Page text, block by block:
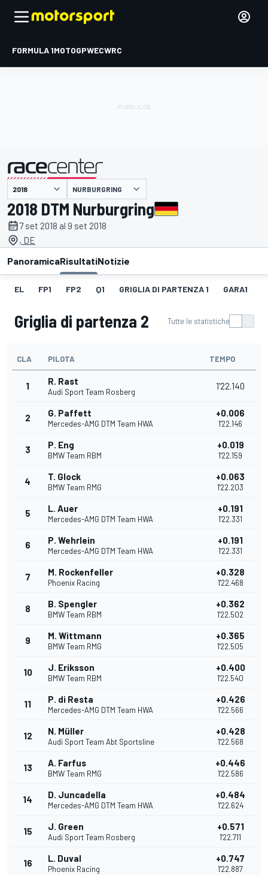
FORMULA 1MOTOGPWECWRC
presentato da NURBURGRING
2018 DTM Nurburgring
7 set 2018 al 9 set 2018
, DE
PanoramicaRisultatiNotizie
EL FP1 FP2 Q1 GRIGLIA DI PARTENZA 1 GARA1
Griglia di partenza 2 Tutte le statistiche
CLA PILOTA TEMPO
1 R. Rast
Audi Sport Team Rosberg
1'22.140
2 G. Paffett
Mercedes-AMG DTM Team HWA
+0.006
1'22.146
3 P. Eng
BMW Team RBM
+0.019
1'22.159
4 T. Glock
BMW Team RMG
+0.063
1'22.203
5 L. Auer
Mercedes-AMG DTM Team HWA
+0.191
1'22.331
6 P. Wehrlein
Mercedes-AMG DTM Team HWA
+0.191
1'22.331
7 M. Rockenfeller
Phoenix Racing
+0.328
1'22.468
8 B. Spengler
BMW Team RBM
+0.362
1'22.502
9 M. Wittmann
BMW Team RMG
+0.365
1'22.505
10 J. Eriksson
BMW Team RBM
+0.400
1'22.540
11 P. di Resta
Mercedes-AMG DTM Team HWA
+0.426
1'22.566
12 N. Müller
Audi Sport Team Abt Sportsline
+0.428
1'22.568
13 A. Farfus
BMW Team RMG
+0.446
1'22.586
14 D. Juncadella
Mercedes-AMG DTM Team HWA
+0.484
1'22.624
15 J. Green
Audi Sport Team Rosberg
+0.571
1'22.711
16 L. Duval
Phoenix Racing
+0.747
1'22.887